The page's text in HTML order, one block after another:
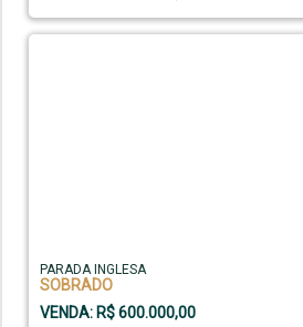
PARADA INGLESA
SOBRADO
VENDA: R$ 600.000,00